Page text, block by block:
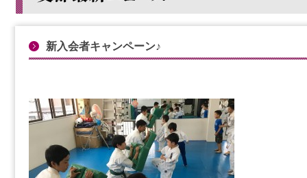
新入会者キャンペーン♪